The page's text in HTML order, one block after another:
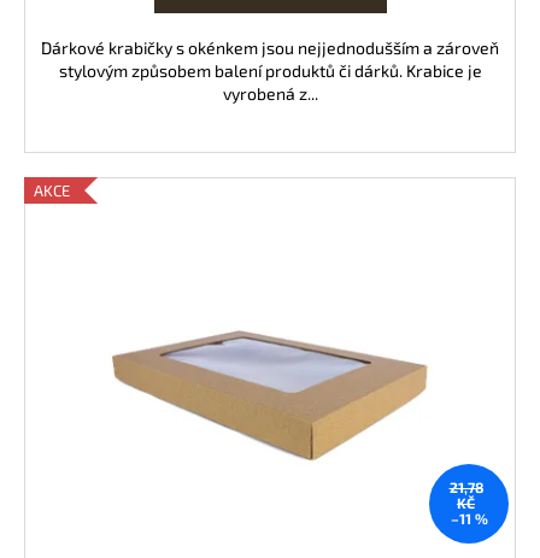
Dárkové krabičky s okénkem jsou nejjednodušším a zároveň
stylovým způsobem balení produktů či dárků. Krabice je
vyrobená z...
AKCE
21,78
KČ
–11 %